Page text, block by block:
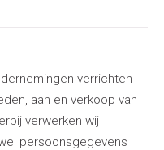
verrichten
aan en verkoop van
verwerken wij
persoonsgegevens